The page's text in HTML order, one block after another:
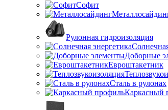
Софит
Рулонная гидроизоляция
Доборные
Евроштакетник
Сталь в рулонах
Каркасный